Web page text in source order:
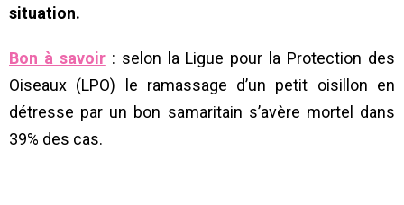
situation.
Bon à savoir: selon la Ligue pour la Protection des
Oiseaux (LPO) le ramassage d’un petit oisillon en
détresse par un bon samaritain s’avère mortel dans
39% des cas.